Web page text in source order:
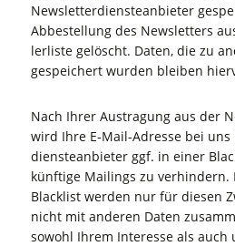
News­let­ter­diens­te­an­bie­ter
Abbe­stel­lung des News­let­ters
ler­lis­te gelöscht. Daten, die zu
gespei­chert wur­den blei­ben
Nach Ihrer Aus­tra­gung aus der
wird Ihre E‑Mail-Adres­se bei
diens­te­an­bie­ter ggf. in einer
künf­ti­ge Mai­lings zu ver­hin­dern.
Black­list wer­den nur für die­sen
nicht mit ande­ren Daten
sowohl Ihrem Inter­es­se als auch